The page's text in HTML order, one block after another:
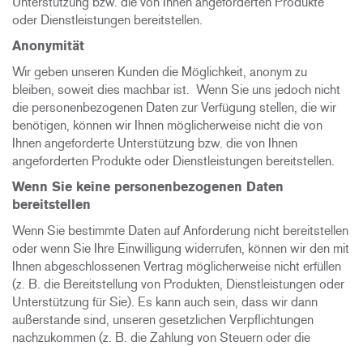
oder Dienstleistungen bereitstellen.
Anonymität
Wir geben unseren Kunden die Möglichkeit, anonym zu
bleiben, soweit dies machbar ist. Wenn Sie uns jedoch nicht
die personenbezogenen Daten zur Verfügung stellen, die wir
benötigen, können wir Ihnen möglicherweise nicht die von
Ihnen angeforderte Unterstützung bzw. die von Ihnen
angeforderten Produkte oder Dienstleistungen bereitstellen.
Wenn Sie keine personenbezogenen Daten
bereitstellen
Wenn Sie bestimmte Daten auf Anforderung nicht bereitstellen
oder wenn Sie Ihre Einwilligung widerrufen, können wir den mit
Ihnen abgeschlossenen Vertrag möglicherweise nicht erfüllen
(z. B. die Bereitstellung von Produkten, Dienstleistungen oder
Unterstützung für Sie). Es kann auch sein, dass wir dann
außerstande sind, unseren gesetzlichen Verpflichtungen
nachzukommen (z. B. die Zahlung von Steuern oder die